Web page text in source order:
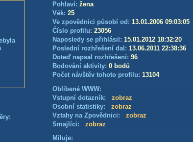
Pohlaví: žena
Věk: 25
Ve zpovědnici působí od: 13.01.2006 09:03:05
Číslo profilu: 23056
Naposledy se přihlásil: 15.01.2012 18:32:20
Poslední rozhřešení dal: 13.06.2011 22:38:36
Doteď napsal rozhřešení: 96
Bodování aktivity: 0 bodů
Počet návštěv tohoto profilu: 13104
Oblíbené WWW:
Vstupní dotazník: zobraz
Osobní statistiky: zobraz
Vztahy na Zpovědnici: zobraz
Smajlíci: zobraz
Miluje: